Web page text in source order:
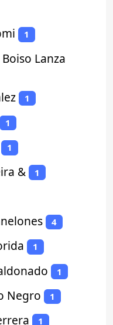
1
Lanza
1
1
1
& 1
4
1
1
Negro 1
1